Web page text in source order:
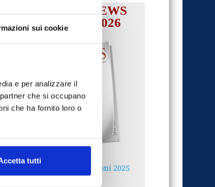
sui cookie
e per analizzare il
che si occupano
che ha fornito loro o
tutti
ASSINEWS
AGOSTO 2026
Reclami e sanzioni 2025